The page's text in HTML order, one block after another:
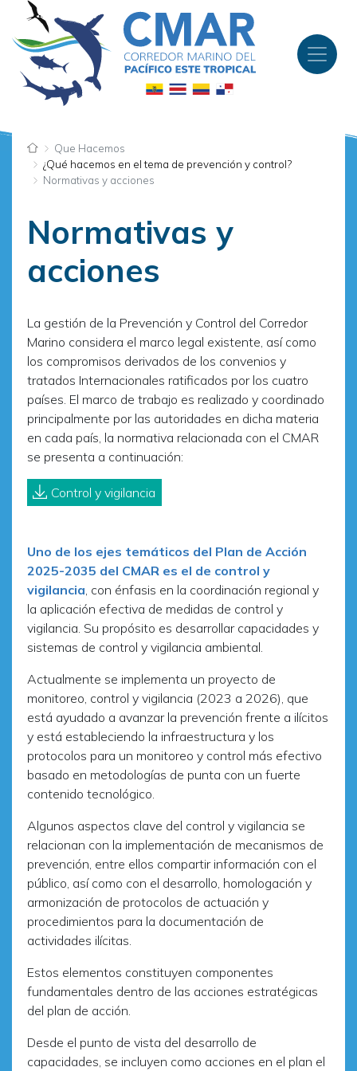
Pasar
al
contenido
principal
Que Hacemos
¿Qué hacemos en el tema de prevención y control?
Normativas y acciones
Normativas y
acciones
La gestión de la Prevención y Control del Corredor
Marino considera el marco legal existente, así como
los compromisos derivados de los convenios y
tratados Internacionales ratificados por los cuatro
países. El marco de trabajo es realizado y coordinado
principalmente por las autoridades en dicha materia
en cada país, la normativa relacionada con el CMAR
se presenta a continuación:
Control y vigilancia
Uno de los ejes temáticos del Plan de Acción
2025-2035 del CMAR es el de control y
vigilancia, con énfasis en la coordinación regional y
la aplicación efectiva de medidas de control y
vigilancia. Su propósito es desarrollar capacidades y
sistemas de control y vigilancia ambiental.
Actualmente se implementa un proyecto de
monitoreo, control y vigilancia (2023 a 2026), que
está ayudado a avanzar la prevención frente a ilícitos
y está estableciendo la infraestructura y los
protocolos para un monitoreo y control más efectivo
basado en metodologías de punta con un fuerte
contenido tecnológico.
Algunos aspectos clave del control y vigilancia se
relacionan con la implementación de mecanismos de
prevención, entre ellos compartir información con el
público, así como con el desarrollo, homologación y
armonización de protocolos de actuación y
procedimientos para la documentación de
actividades ilícitas.
Estos elementos constituyen componentes
fundamentales dentro de las acciones estratégicas
del plan de acción.
Desde el punto de vista del desarrollo de
capacidades, se incluyen como acciones en el plan el